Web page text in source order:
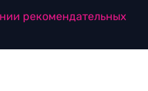
рекомендательных